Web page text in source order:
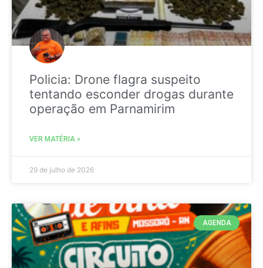
Policia: Drone flagra suspeito
tentando esconder drogas durante
operação em Parnamirim
VER MATÉRIA »
29 de julho de 2026
AGENDA